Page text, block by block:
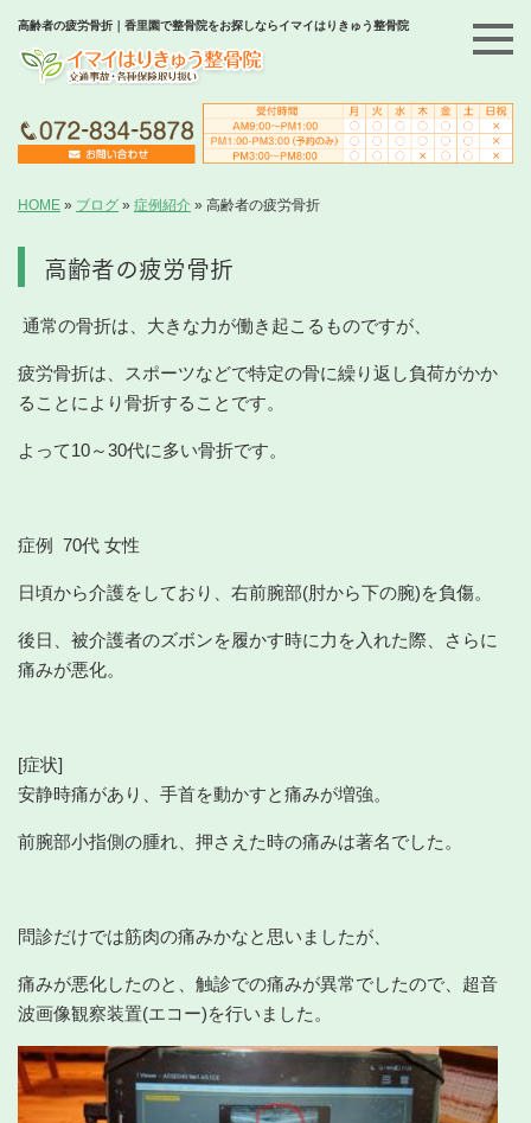
高齢者の疲労骨折｜香里園で整骨院をお探しならイマイはりきゅう整骨院
HOME » ブログ » 症例紹介 » 高齢者の疲労骨折
高齢者の疲労骨折
通常の骨折は、大きな力が働き起こるものですが、
疲労骨折は、スポーツなどで特定の骨に繰り返し負荷がかか
ることにより骨折することです。
よって10～30代に多い骨折です。
症例 70代 女性
日頃から介護をしており、右前腕部(肘から下の腕)を負傷。
後日、被介護者のズボンを履かす時に力を入れた際、さらに
痛みが悪化。
[症状]
安静時痛があり、手首を動かすと痛みが増強。
前腕部小指側の腫れ、押さえた時の痛みは著名でした。
問診だけでは筋肉の痛みかなと思いましたが、
痛みが悪化したのと、触診での痛みが異常でしたので、超音
波画像観察装置(エコー)を行いました。